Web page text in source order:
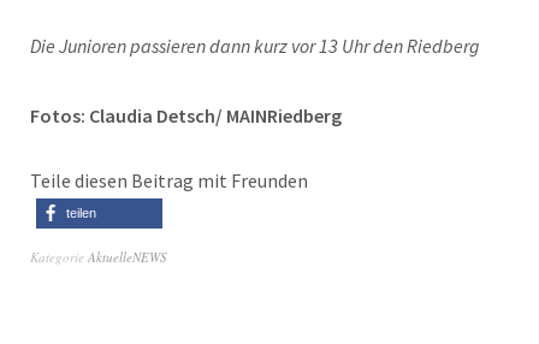
Die Junioren passieren dann kurz vor 13 Uhr den Riedberg
Fotos: Claudia Detsch/ MAINRiedberg
Teile diesen Beitrag mit Freunden
teilen
Kategorie AktuelleNEWS